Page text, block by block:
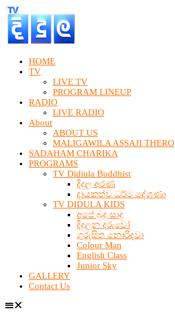
HOME
TV
LIVE TV
PROGRAM LINEUP
RADIO
LIVE RADIO
About
ABOUT US
MALIGAWILA ASSAJI THERO
SADAHAM CHARIKA
PROGRAMS
TV Didiula Buddhist
දිදුල අරණ
දායකත්ව ධර්ම දේශණා
TV DIDULA KIDS
අපේ බුදු සාදු
දිදුලන දරුවෝ
ගුරුසිත නොරිදවා
Colour Man
English Class
Junior Sky
GALLERY
Contact Us